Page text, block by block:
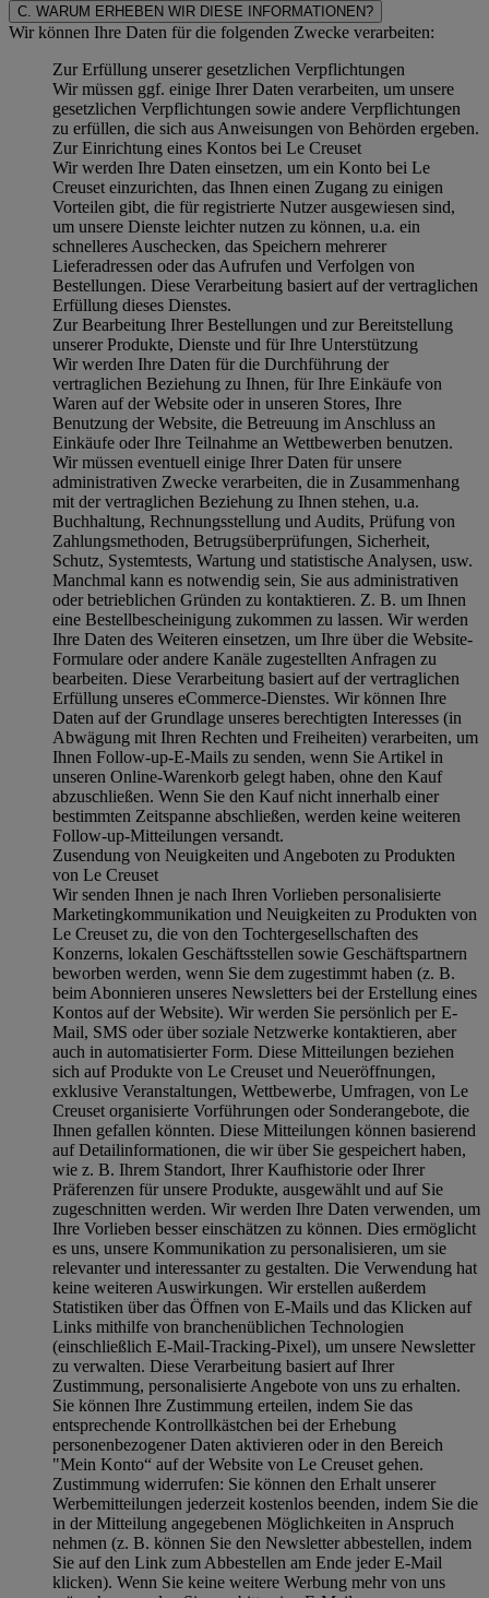
C. WARUM ERHEBEN WIR DIESE INFORMATIONEN?
Wir können Ihre Daten für die folgenden Zwecke verarbeiten:
Zur Erfüllung unserer gesetzlichen Verpflichtungen
Wir müssen ggf. einige Ihrer Daten verarbeiten, um unsere
gesetzlichen Verpflichtungen sowie andere Verpflichtungen
zu erfüllen, die sich aus Anweisungen von Behörden ergeben.
Zur Einrichtung eines Kontos bei Le Creuset
Wir werden Ihre Daten einsetzen, um ein Konto bei Le
Creuset einzurichten, das Ihnen einen Zugang zu einigen
Vorteilen gibt, die für registrierte Nutzer ausgewiesen sind,
um unsere Dienste leichter nutzen zu können, u.a. ein
schnelleres Auschecken, das Speichern mehrerer
Lieferadressen oder das Aufrufen und Verfolgen von
Bestellungen. Diese Verarbeitung basiert auf der vertraglichen
Erfüllung dieses Dienstes.
Zur Bearbeitung Ihrer Bestellungen und zur Bereitstellung
unserer Produkte, Dienste und für Ihre Unterstützung
Wir werden Ihre Daten für die Durchführung der
vertraglichen Beziehung zu Ihnen, für Ihre Einkäufe von
Waren auf der Website oder in unseren Stores, Ihre
Benutzung der Website, die Betreuung im Anschluss an
Einkäufe oder Ihre Teilnahme an Wettbewerben benutzen.
Wir müssen eventuell einige Ihrer Daten für unsere
administrativen Zwecke verarbeiten, die in Zusammenhang
mit der vertraglichen Beziehung zu Ihnen stehen, u.a.
Buchhaltung, Rechnungsstellung und Audits, Prüfung von
Zahlungsmethoden, Betrugsüberprüfungen, Sicherheit,
Schutz, Systemtests, Wartung und statistische Analysen, usw.
Manchmal kann es notwendig sein, Sie aus administrativen
oder betrieblichen Gründen zu kontaktieren. Z. B. um Ihnen
eine Bestellbescheinigung zukommen zu lassen. Wir werden
Ihre Daten des Weiteren einsetzen, um Ihre über die Website-
Formulare oder andere Kanäle zugestellten Anfragen zu
bearbeiten. Diese Verarbeitung basiert auf der vertraglichen
Erfüllung unseres eCommerce-Dienstes. Wir können Ihre
Daten auf der Grundlage unseres berechtigten Interesses (in
Abwägung mit Ihren Rechten und Freiheiten) verarbeiten, um
Ihnen Follow-up-E-Mails zu senden, wenn Sie Artikel in
unseren Online-Warenkorb gelegt haben, ohne den Kauf
abzuschließen. Wenn Sie den Kauf nicht innerhalb einer
bestimmten Zeitspanne abschließen, werden keine weiteren
Follow-up-Mitteilungen versandt.
Zusendung von Neuigkeiten und Angeboten zu Produkten
von Le Creuset
Wir senden Ihnen je nach Ihren Vorlieben personalisierte
Marketingkommunikation und Neuigkeiten zu Produkten von
Le Creuset zu, die von den Tochtergesellschaften des
Konzerns, lokalen Geschäftsstellen sowie Geschäftspartnern
beworben werden, wenn Sie dem zugestimmt haben (z. B.
beim Abonnieren unseres Newsletters bei der Erstellung eines
Kontos auf der Website). Wir werden Sie persönlich per E-
Mail, SMS oder über soziale Netzwerke kontaktieren, aber
auch in automatisierter Form. Diese Mitteilungen beziehen
sich auf Produkte von Le Creuset und Neueröffnungen,
exklusive Veranstaltungen, Wettbewerbe, Umfragen, von Le
Creuset organisierte Vorführungen oder Sonderangebote, die
Ihnen gefallen könnten. Diese Mitteilungen können basierend
auf Detailinformationen, die wir über Sie gespeichert haben,
wie z. B. Ihrem Standort, Ihrer Kaufhistorie oder Ihrer
Präferenzen für unsere Produkte, ausgewählt und auf Sie
zugeschnitten werden. Wir werden Ihre Daten verwenden, um
Ihre Vorlieben besser einschätzen zu können. Dies ermöglicht
es uns, unsere Kommunikation zu personalisieren, um sie
relevanter und interessanter zu gestalten. Die Verwendung hat
keine weiteren Auswirkungen. Wir erstellen außerdem
Statistiken über das Öffnen von E-Mails und das Klicken auf
Links mithilfe von branchenüblichen Technologien
(einschließlich E-Mail-Tracking-Pixel), um unsere Newsletter
zu verwalten. Diese Verarbeitung basiert auf Ihrer
Zustimmung, personalisierte Angebote von uns zu erhalten.
Sie können Ihre Zustimmung erteilen, indem Sie das
entsprechende Kontrollkästchen bei der Erhebung
personenbezogener Daten aktivieren oder in den Bereich
"Mein Konto“ auf der Website von Le Creuset gehen.
Zustimmung widerrufen: Sie können den Erhalt unserer
Werbemitteilungen jederzeit kostenlos beenden, indem Sie die
in der Mitteilung angegebenen Möglichkeiten in Anspruch
nehmen (z. B. können Sie den Newsletter abbestellen, indem
Sie auf den Link zum Abbestellen am Ende jeder E-Mail
klicken). Wenn Sie keine weitere Werbung mehr von uns